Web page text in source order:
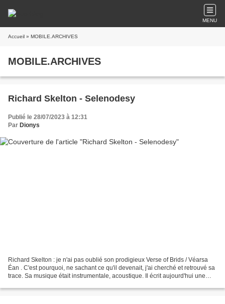
MENU
Accueil » MOBILE.ARCHIVES
MOBILE.ARCHIVES
Richard Skelton - Selenodesy
Publié le 28/07/2023 à 12:31
Par Dionys
Richard Skelton : je n'ai pas oublié son prodigieux Verse of Brids / Véarsa
Éan . C'est pourquoi, ne sachant ce qu'il devenait, j'ai cherché et retrouvé sa
trace. Sa musique était instrumentale, acoustique. Il écrit aujourd'hui une